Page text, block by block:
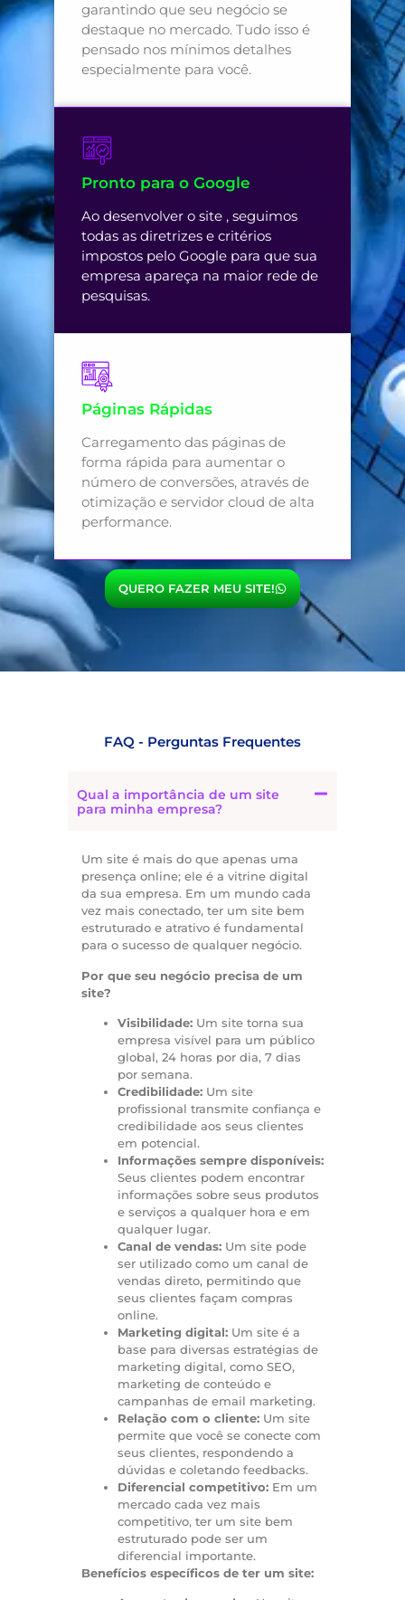
garantindo que seu negócio se
destaque no mercado. Tudo isso é
pensado nos mínimos detalhes
especialmente para você.
Pronto para o Google
Ao desenvolver o site , seguimos
todas as diretrizes e critérios
impostos pelo Google para que sua
empresa apareça na maior rede de
pesquisas.
Páginas Rápidas
Carregamento das páginas de
forma rápida para aumentar o
número de conversões, através de
otimização e servidor cloud de alta
performance.
QUERO FAZER MEU SITE!
FAQ - Perguntas Frequentes
Qual a importância de um site
para minha empresa?
Um site é mais do que apenas uma
presença online; ele é a vitrine digital
da sua empresa. Em um mundo cada
vez mais conectado, ter um site bem
estruturado e atrativo é fundamental
para o sucesso de qualquer negócio.
Por que seu negócio precisa de um
site?
Visibilidade: Um site torna sua
empresa visível para um público
global, 24 horas por dia, 7 dias
por semana.
Credibilidade: Um site
profissional transmite confiança e
credibilidade aos seus clientes
em potencial.
Informações sempre disponíveis:
Seus clientes podem encontrar
informações sobre seus produtos
e serviços a qualquer hora e em
qualquer lugar.
Canal de vendas: Um site pode
ser utilizado como um canal de
vendas direto, permitindo que
seus clientes façam compras
online.
Marketing digital: Um site é a
base para diversas estratégias de
marketing digital, como SEO,
marketing de conteúdo e
campanhas de email marketing.
Relação com o cliente: Um site
permite que você se conecte com
seus clientes, respondendo a
dúvidas e coletando feedbacks.
Diferencial competitivo: Em um
mercado cada vez mais
competitivo, ter um site bem
estruturado pode ser um
diferencial importante.
Benefícios específicos de ter um site: